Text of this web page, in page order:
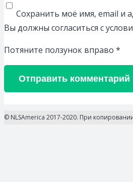
Сохранить моё имя, email и
Вы должны согласиться с
Потяните ползунок вправо *
Отправить комментарий
© NLSAmerica 2017-2020. При